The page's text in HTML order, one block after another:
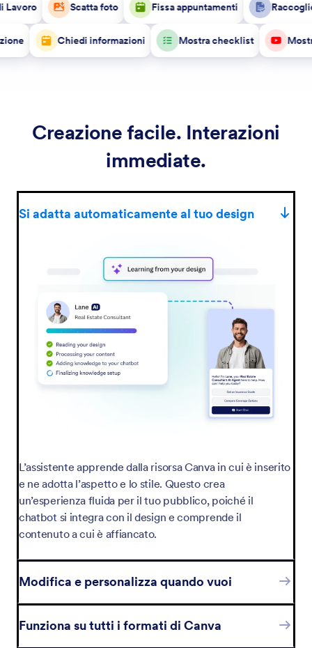
Scatta foto Fissa appuntamenti Raccoglie
Chiedi informazioni Mostra checklist
Creazione facile. Interazioni
immediate.
Si adatta automaticamente al tuo design
L’assistente apprende dalla risorsa Canva in cui è inserito
e ne adotta l’aspetto e lo stile. Questo crea
un’esperienza fluida per il tuo pubblico, poiché il
chatbot si integra con il design e comprende il
contenuto a cui è affiancato.
Modifica e personalizza quando vuoi
Funziona su tutti i formati di Canva